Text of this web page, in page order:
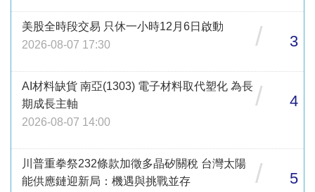
美股全時段交易 只休一小時12月6日啟動
2026-08-07 17:30
/ 3
AI材料缺貨 南亞(1303) 電子材料取代塑化 為長
期成長主軸
2026-08-07 14:00
/ 4
川普重拳祭232條款加徵多晶矽關稅 台灣太陽
能供應鏈迎新局：機遇與挑戰並存
/ 5